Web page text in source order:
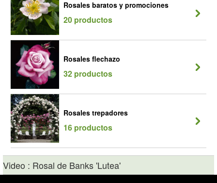
Rosales baratos y promociones
20 productos
Rosales flechazo
32 productos
Rosales trepadores
16 productos
Video : Rosal de Banks 'Lutea'